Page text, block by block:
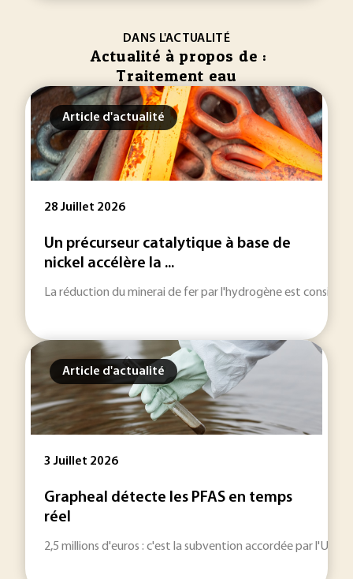
DANS L'ACTUALITÉ
Actualité à propos de :
Traitement eau
Article d'actualité
28 Juillet 2026
Un précurseur catalytique à base de
nickel accélère la ...
La réduction du minerai de fer par l'hydrogène est
Article d'actualité
3 Juillet 2026
Grapheal détecte les PFAS en temps
réel
2,5 millions d'euros : c'est la subvention accordée par